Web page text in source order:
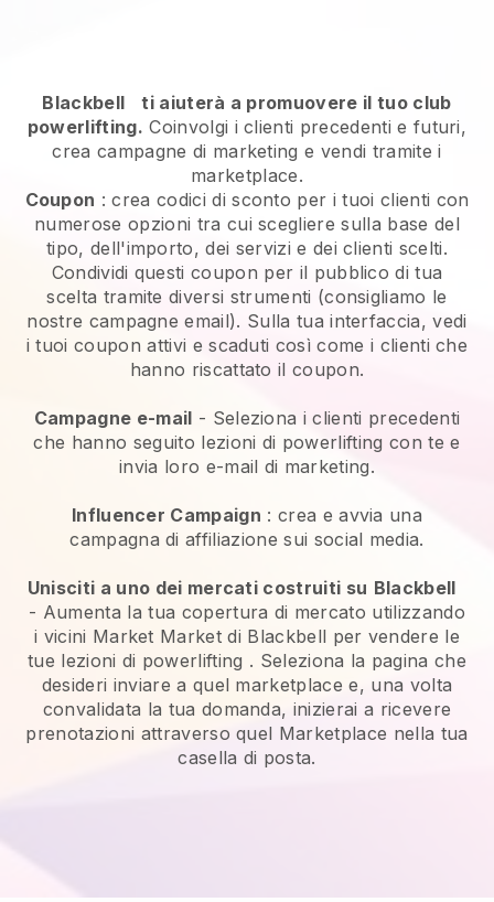
Blackbell
ti aiuterà a promuovere il tuo club
powerlifting. Coinvolgi i clienti precedenti e futuri,
crea campagne di marketing e vendi tramite i
marketplace.
Coupon : crea codici di sconto per i tuoi clienti con
numerose opzioni tra cui scegliere sulla base del
tipo, dell'importo, dei servizi e dei clienti scelti.
Condividi questi coupon per il pubblico di tua
scelta tramite diversi strumenti (consigliamo le
nostre campagne email). Sulla tua interfaccia, vedi
i tuoi coupon attivi e scaduti così come i clienti che
hanno riscattato il coupon.
Campagne e-mail - Seleziona i clienti precedenti
che hanno seguito lezioni di powerlifting con te e
invia loro e-mail di marketing.
Influencer Campaign : crea e avvia una
campagna di affiliazione sui social media.
Unisciti a uno dei mercati costruiti su Blackbell
- Aumenta la tua copertura di mercato utilizzando
i vicini Market Market di Blackbell per vendere le
tue lezioni di powerlifting . Seleziona la pagina che
desideri inviare a quel marketplace e, una volta
convalidata la tua domanda, inizierai a ricevere
prenotazioni attraverso quel Marketplace nella tua
casella di posta.